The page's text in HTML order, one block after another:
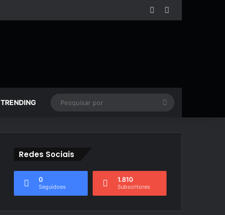
Facebook
TRENDING
Pesquisar
Redes Sociais
0
Seguidoes
1.810
Subscritores